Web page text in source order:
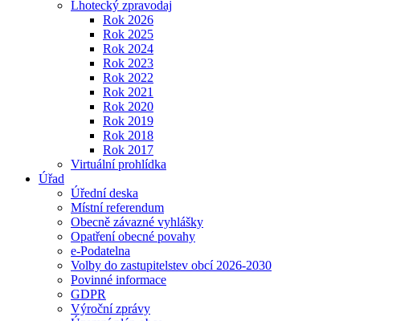
Lhotecký zpravodaj
Rok 2026
Rok 2025
Rok 2024
Rok 2023
Rok 2022
Rok 2021
Rok 2020
Rok 2019
Rok 2018
Rok 2017
Virtuální prohlídka
Úřad
Úřední deska
Místní referendum
Obecně závazné vyhlášky
Opatření obecné povahy
e-Podatelna
Volby do zastupitelstev obcí 2026-2030
Povinné informace
GDPR
Výroční zprávy